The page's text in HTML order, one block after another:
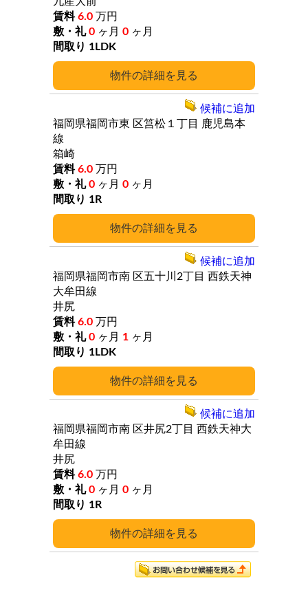
詳細
6.0 万円
0 ヶ月 0 ヶ月
1LDK
詳細
福岡県福岡市東 区筥松１丁目
鹿児島本
線
箱崎
6.0 万円
0 ヶ月 0 ヶ月
1R
候補に追加
詳細
福岡県福岡市南 区五十川2丁目 西鉄天神
大牟田線
井尻
6.0 万円
0 ヶ月 1 ヶ月
1LDK
候補に追加
詳細
福岡県福岡市南 区井尻2丁目 西鉄天神大
牟田線
井尻
6.0 万円
0 ヶ月 0 ヶ月
1R
候補に追加